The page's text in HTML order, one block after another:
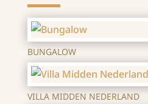
BUNGALOW
VILLA MIDDEN NEDERLAND